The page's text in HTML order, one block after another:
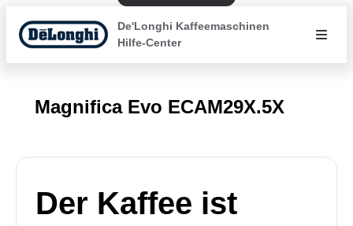
De'Longhi Kaffeemaschinen
Hilfe-Center
Magnifica Evo ECAM29X.5X
Der Kaffee ist